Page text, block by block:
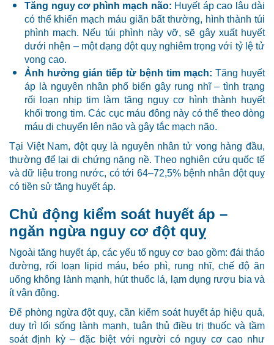
Tăng nguy cơ phình mạch não: Huyết áp cao lâu dài
có thể khiến mạch máu giãn bất thường, hình thành túi
phình mạch. Nếu túi phình này vỡ, sẽ gây xuất huyết
dưới nhện – một dạng đột quỵ nghiêm trọng với tỷ lệ tử
vong cao.
Ảnh hưởng gián tiếp từ bệnh tim mạch: Tăng huyết
áp là nguyên nhân phổ biến gây rung nhĩ – tình trạng
rối loạn nhịp tim làm tăng nguy cơ hình thành huyết
khối trong tim. Các cục máu đông này có thể theo dòng
máu di chuyển lên não và gây tắc mạch não.
Tại Việt Nam, đột quỵ là nguyên nhân tử vong hàng đầu,
thường để lại di chứng nặng nề. Theo nghiên cứu quốc tế
và dữ liệu trong nước, có tới 64–72,5% bệnh nhân đột quỵ
có tiền sử tăng huyết áp.
Chủ động kiểm soát huyết áp –
ngăn ngừa nguy cơ đột quỵ
Ngoài tăng huyết áp, các yếu tố nguy cơ bao gồm: đái tháo
đường, rối loạn lipid máu, béo phì, rung nhĩ, chế độ ăn
uống không lành mạnh, hút thuốc lá, lạm dụng rượu bia và
ít vận động.
Để phòng ngừa đột quỵ, cần kiểm soát huyết áp hiệu quả,
duy trì lối sống lành mạnh, tuân thủ điều trị thuốc và tầm
soát định kỳ – đặc biệt với người có nguy cơ cao như